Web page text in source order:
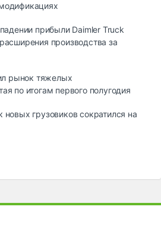
прибыли Daimler Truck
производства за
рынок тяжелых
по итогам первого полугодия
новых грузовиков сократился на